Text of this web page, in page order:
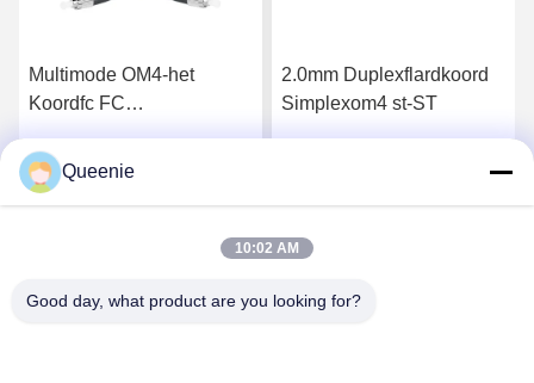
Multimode OM4-het
Koordfc FC
Vezel Optische Flard
2.0mm Duplexflardkoord
Simplexom4 st-ST
Queenie
10:02 AM
Good day, what product are you looking for?